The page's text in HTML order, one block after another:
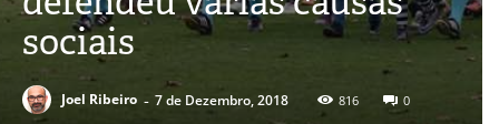
sociais
Joel Ribeiro - 7 de Dezembro, 2018 816 0